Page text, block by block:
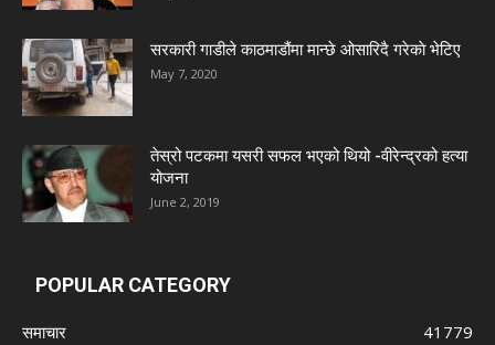
सरकारी गाडीले काठमाडौंमा मान्छे ओसारिदै गरेकाे भेटिए
May 7, 2020
तेस्रो पटकमा यसरी सफल भएको थियो -वीरेन्द्रको हत्या
योजना
June 2, 2019
POPULAR CATEGORY
समाचार
41779